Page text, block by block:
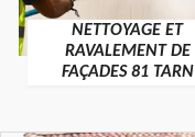
NETTOYAGE ET
RAVALEMENT DE
FAÇADES 81 TARN